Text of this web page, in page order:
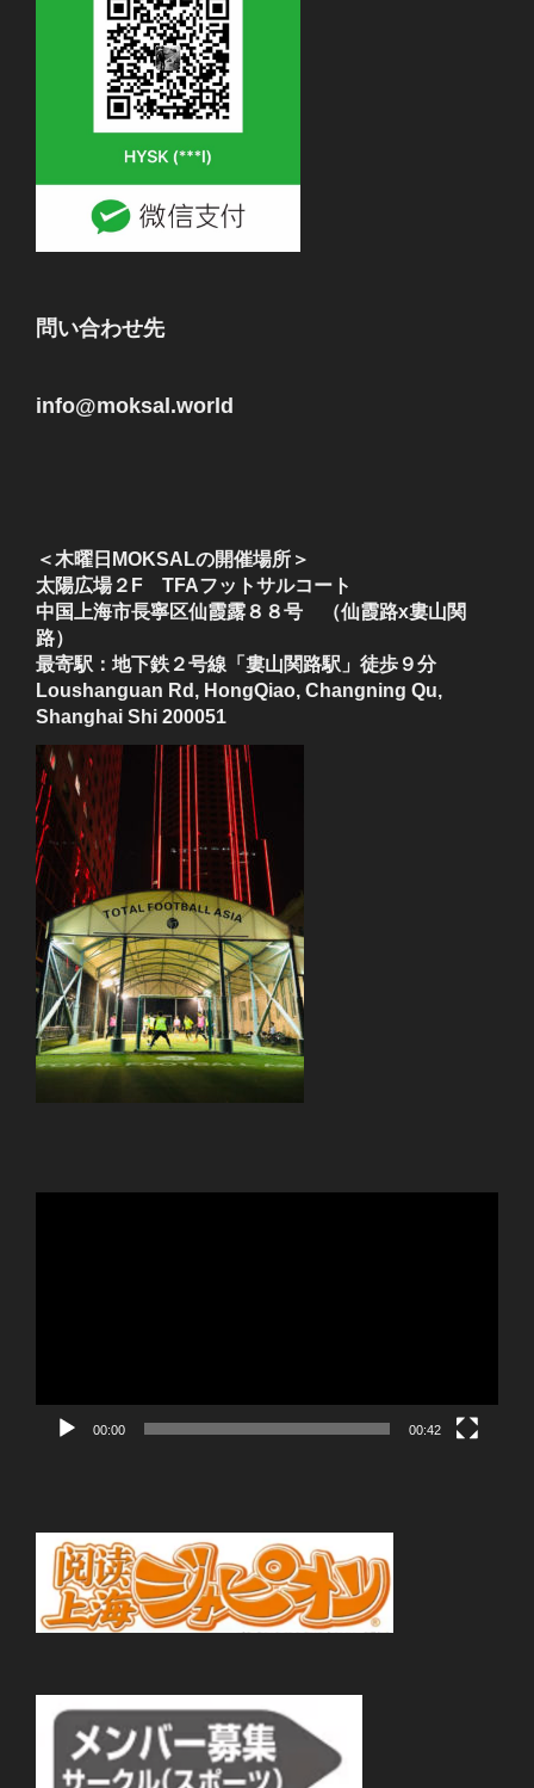
問い合わせ先
info@moksal.world
＜木曜日MOKSALの開催場所＞
太陽広場２F TFAフットサルコート
中国上海市長寧区仙霞露８８号 （仙霞路x婁山関
路）
最寄駅：地下鉄２号線「婁山関路駅」徒歩９分
Loushanguan Rd, HongQiao, Changning Qu,
Shanghai Shi 200051
00:00 00:42